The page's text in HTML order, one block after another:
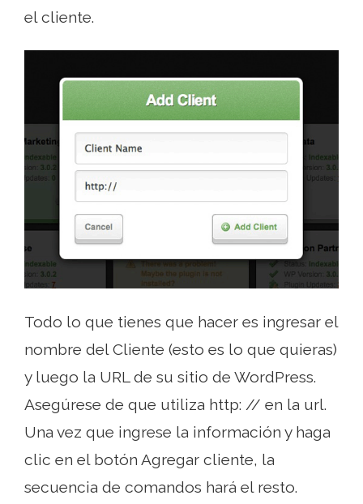
el cliente.
Todo lo que tienes que hacer es ingresar el
nombre del Cliente (esto es lo que quieras)
y luego la URL de su sitio de WordPress.
Asegúrese de que utiliza http: // en la url.
Una vez que ingrese la información y haga
clic en el botón Agregar cliente, la
secuencia de comandos hará el resto.